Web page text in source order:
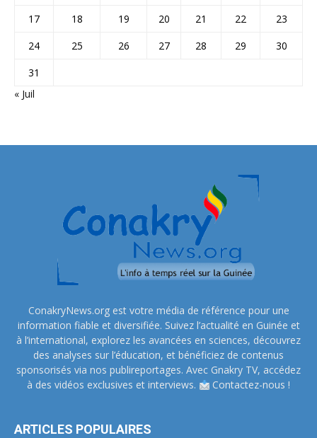
17
18 19 20 21 22
23
24
25 26 27 28 29
30
31
« Juil
ConakryNews.org est votre média de référence pour une
information fiable et diversifiée. Suivez l’actualité en Guinée et
à l’international, explorez les avancées en sciences, découvrez
des analyses sur l’éducation, et bénéficiez de contenus
sponsorisés via nos publireportages. Avec Gnakry TV, accédez
à des vidéos exclusives et interviews.
Contactez-nous !
ARTICLES POPULAIRES